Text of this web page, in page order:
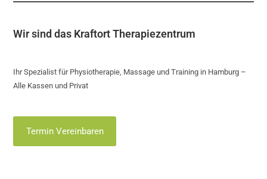
Wir sind das Kraftort Therapiezentrum
Ihr Spezialist für Physiotherapie, Massage und Training in Hamburg –
Alle Kassen und Privat
Termin Vereinbaren